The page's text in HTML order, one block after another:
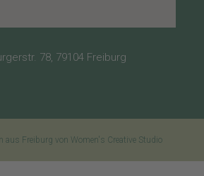
78, 79104 Freiburg
Freiburg von Women's Creative Studio